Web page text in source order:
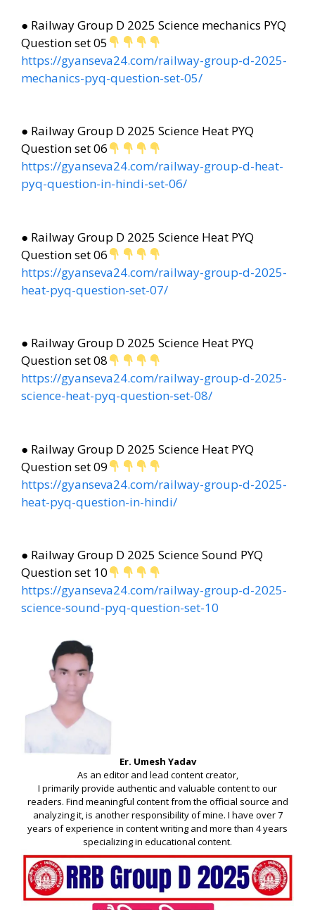
● Railway Group D 2025 Science mechanics PYQ
Question set 05
https://gyanseva24.com/railway-group-d-2025-
mechanics-pyq-question-set-05/
● Railway Group D 2025 Science Heat PYQ
Question set 06
https://gyanseva24.com/railway-group-d-heat-
pyq-question-in-hindi-set-06/
● Railway Group D 2025 Science Heat PYQ
Question set 06
https://gyanseva24.com/railway-group-d-2025-
heat-pyq-question-set-07/
● Railway Group D 2025 Science Heat PYQ
Question set 08
https://gyanseva24.com/railway-group-d-2025-
science-heat-pyq-question-set-08/
● Railway Group D 2025 Science Heat PYQ
Question set 09
https://gyanseva24.com/railway-group-d-2025-
heat-pyq-question-in-hindi/
● Railway Group D 2025 Science Sound PYQ
Question set 10
https://gyanseva24.com/railway-group-d-2025-
science-sound-pyq-question-set-10
Er. Umesh Yadav
As an editor and lead content creator,
I primarily provide authentic and valuable content to our
readers. Find meaningful content from the official source and
analyzing it, is another responsibility of mine. I have over 7
years of experience in content writing and more than 4 years
specializing in educational content.